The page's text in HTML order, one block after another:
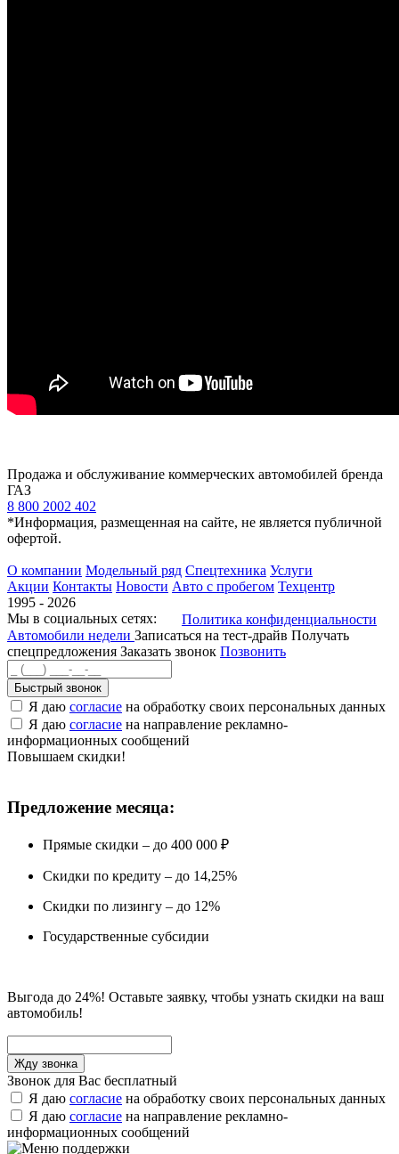
Продажа и обслуживание коммерческих автомобилей бренда
ГАЗ
8 800 2002 402
*Информация, размещенная на сайте, не является публичной
офертой.
О компании Модельный ряд Спецтехника Услуги
Акции Контакты Новости Авто с пробегом Техцентр
1995 - 2026
Мы в социальных сетях:
Политика конфиденциальности
Автомобили недели Записаться на тест-драйв Получать
спецпредложения Заказать звонок Позвонить
Быстрый звонок
Я даю согласие на обработку своих персональных данных
Я даю согласие на направление рекламно-
информационных сообщений
Повышаем скидки!
Предложение месяца:
Прямые скидки – до 400 000 ₽
Скидки по кредиту – до 14,25%
Скидки по лизингу – до 12%
Государственные субсидии
Выгода до 24%! Оставьте заявку, чтобы узнать скидки на ваш
автомобиль!
Звонок для Вас бесплатный
Я даю согласие на обработку своих персональных данных
Я даю согласие на направление рекламно-
информационных сообщений